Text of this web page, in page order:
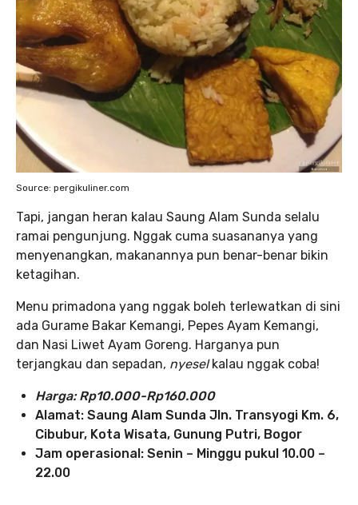
Source: pergikuliner.com
Tapi, jangan heran kalau Saung Alam Sunda selalu
ramai pengunjung. Nggak cuma suasananya yang
menyenangkan, makanannya pun benar-benar bikin
ketagihan.
Menu primadona yang nggak boleh terlewatkan di sini
ada Gurame Bakar Kemangi, Pepes Ayam Kemangi,
dan Nasi Liwet Ayam Goreng. Harganya pun
terjangkau dan sepadan, nyeselkalau nggak coba!
Harga: Rp10.000-Rp160.000
Alamat: Saung Alam Sunda Jln. Transyogi Km. 6,
Cibubur, Kota Wisata, Gunung Putri, Bogor
Jam operasional: Senin – Minggu pukul 10.00 –
22.00